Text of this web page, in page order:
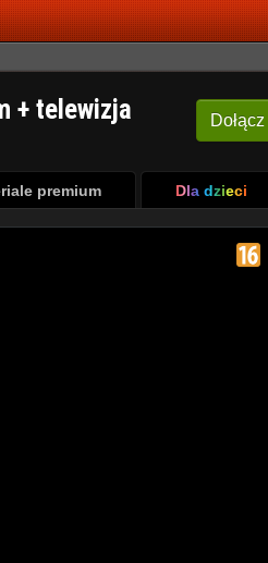
Dołącz
+ telewizja
premium Dla dzieci